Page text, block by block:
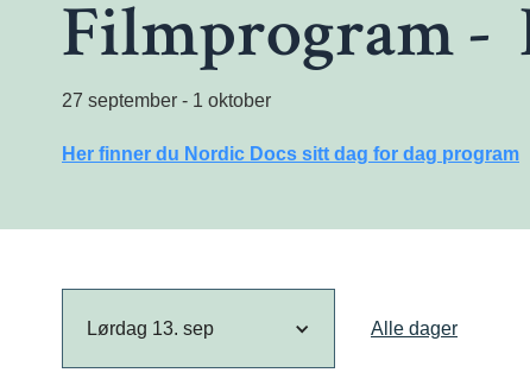
Filmprogram -
27 september - 1 oktober
Her finner du Nordic Docs sitt dag for dag program
Lørdag 13. sep Alle dager